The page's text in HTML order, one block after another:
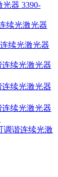
器 3390-
续光激光器
续光激光器
连续光激光器
连续光激光器
连续光激光器
调谐连续光激